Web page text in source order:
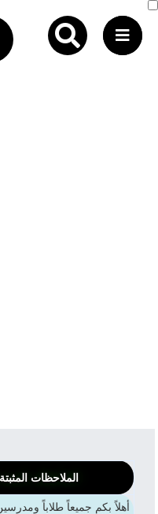
الملاحظات
أهلاً بكم جميعاً طلاباً